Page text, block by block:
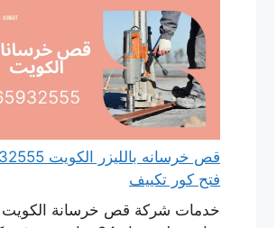
قص خرسانه بالليزر
فتح كور تكييف
خدمات شركة قص خرسانة الكويت